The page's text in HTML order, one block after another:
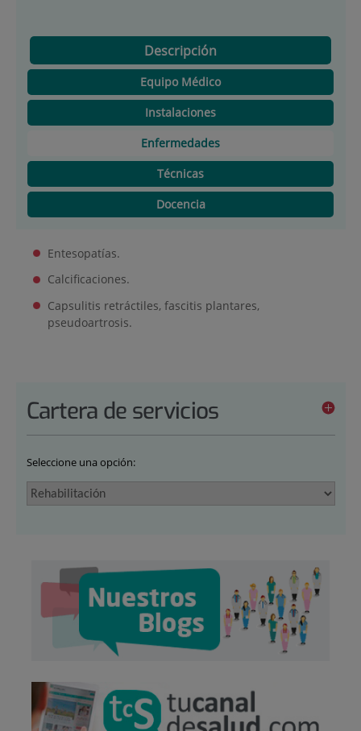
Descripción
Equipo Médico
Instalaciones
Enfermedades
Técnicas
Docencia
Entesopatías.
Calcificaciones.
Capsulitis retráctiles, fascitis plantares,
pseudoartrosis.
Cartera de servicios
Seleccione una opción: